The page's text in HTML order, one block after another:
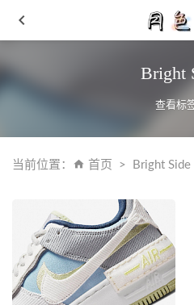
Bright
查看标
当前位置： 首页 Bright Side
巴黎世家 x Crocs 全新联名系
女生工装裤搭配 女生也可以穿
颜值、脚感太炸了! 全新 AF1
06-16